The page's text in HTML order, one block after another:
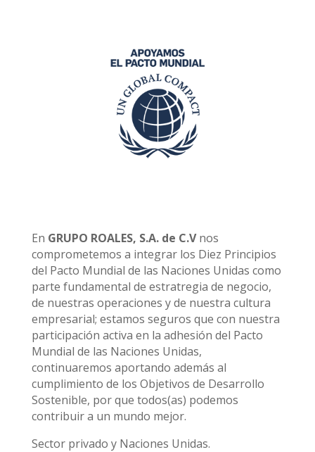
En GRUPO ROALES, S.A. de C.Vnos
comprometemos a integrar los Diez Principios
del Pacto Mundial de las Naciones Unidas como
parte fundamental de estratregia de negocio,
de nuestras operaciones y de nuestra cultura
empresarial; estamos seguros que con nuestra
participación activa en la adhesión del Pacto
Mundial de las Naciones Unidas,
continuaremos aportando además al
cumplimiento de los Objetivos de Desarrollo
Sostenible, por que todos(as) podemos
contribuir a un mundo mejor.
Sector privado y Naciones Unidas.